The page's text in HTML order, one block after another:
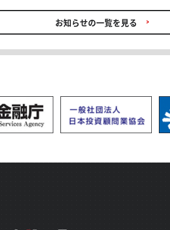
で、初月分を0円(税込)へ変更いたします。 ＊
設定によっては「月跨ぎ返金」や「相殺」、
的に二重決済」等の可能性があります。ご承
会を逃さず、 アプリをお試しください。
催しております。 FXを始めたい方、プロの
い方、再入会をお考えの方… 投資助言でFXを
を追求していきませんか？ [概要] 期間：6/10(水)〜
6/14(日)23:59 1ヶ月契約：16,500円(税込) →
1ヶ月契約の方は、翌月更新が条件となって
ンペーン適用による返金は、お客様のカード
じます。場合によっては返金タイミングが月
お知らせの一覧を見る